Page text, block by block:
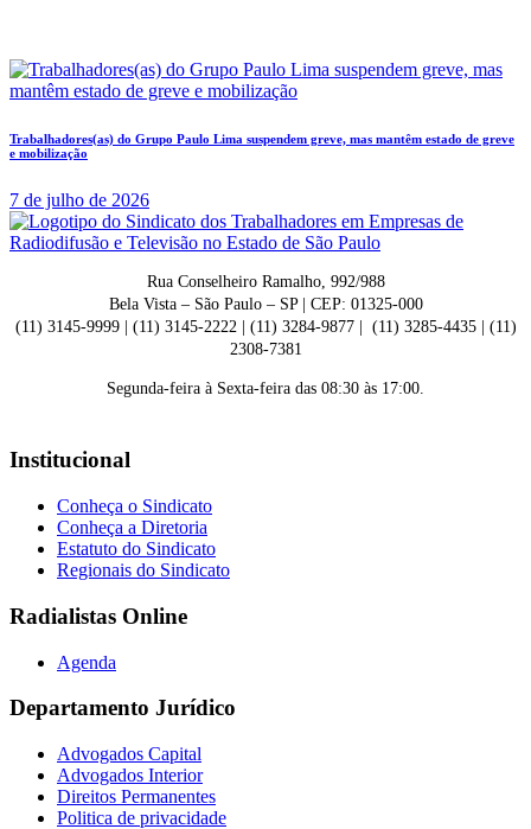
Trabalhadores(as) do Grupo Paulo Lima suspendem greve, mas mantêm estado de greve
e mobilização
7 de julho de 2026
Rua Conselheiro Ramalho, 992/988
Bela Vista – São Paulo – SP | CEP: 01325-000
(11) 3145-9999 | (11) 3145-2222 | (11) 3284-9877 | (11) 3285-4435 | (11)
2308-7381
Segunda-feira à Sexta-feira das 08:30 às 17:00.
Institucional
Conheça o Sindicato
Conheça a Diretoria
Estatuto do Sindicato
Regionais do Sindicato
Radialistas Online
Agenda
Departamento Jurídico
Advogados Capital
Advogados Interior
Direitos Permanentes
Politica de privacidade